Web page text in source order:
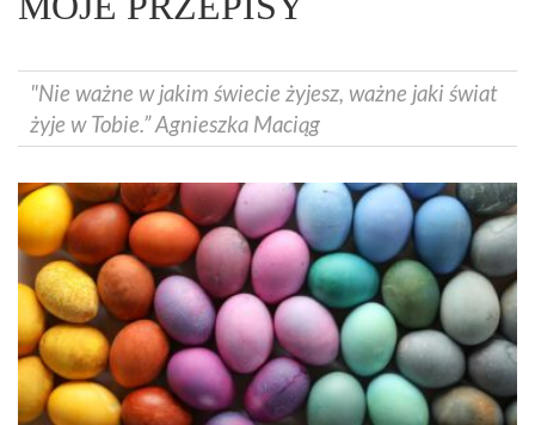
"Nie ważne w jakim świecie żyjesz, ważne jaki świat
żyje w Tobie.” Agnieszka Maciąg